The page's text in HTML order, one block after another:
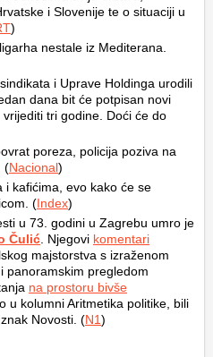
i Slovenije te o situaciji u
)
nestale iz Mediterana.
i Uprave Holdinga urodili
dana bit će potpisan novi
tri godine. Doći će do
poreza, policija poziva na
(Nacional)
i kafićima, evo kako će se
(Index)
u 73. godini u Zagrebu umro je
Čulić . Njegovi komentari
majstorstva s izraženom
panoramskim pregledom
na prostoru bivše
u kolumni Aritmetika politike, bili
Novosti. (N1)